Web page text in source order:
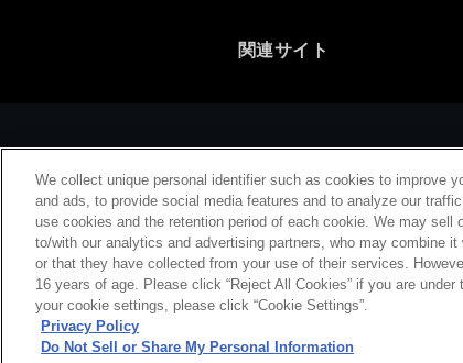
関連サイト
会社
We collect unique personal identifier such as cookies to improve
and ads, to provide social media features and to analyze our
use cookies and the retention period of each cookie. We may sell
to/with our analytics and advertising partners, who may combine
or that they have collected from your use of their services.
16 years of age. Please click “Reject All Cookies” if you are
your cookie settings, please click “Cookie Settings”.
Privacy Policy
Do Not Sell or Share My Personal Information